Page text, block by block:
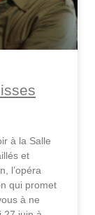
à la Salle
et
l’opéra
qui promet
à ne